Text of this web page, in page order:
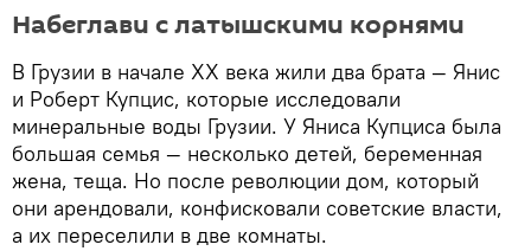
Набеглави с латышскими корнями
В Грузии в начале XX века жили два брата — Янис
и Роберт Купцис, которые исследовали
минеральные воды Грузии. У Яниса Купциса была
большая семья — несколько детей, беременная
жена, теща. Но после революции дом, который
они арендовали, конфисковали советские власти,
а их переселили в две комнаты.